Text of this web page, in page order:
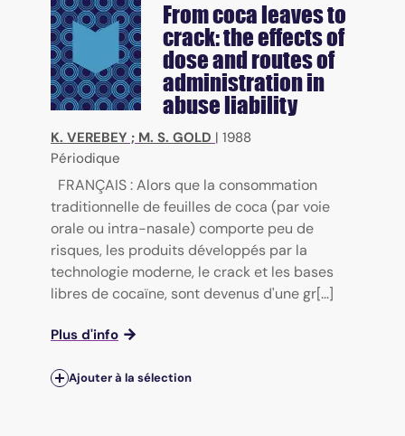
From coca leaves to
crack: the effects of
dose and routes of
administration in
abuse liability
K. VEREBEY ; M. S. GOLD | 1988
Périodique
FRANÇAIS : Alors que la consommation
traditionnelle de feuilles de coca (par voie
orale ou intra-nasale) comporte peu de
risques, les produits développés par la
technologie moderne, le crack et les bases
libres de cocaïne, sont devenus d'une gr[...]
Plus d'info
Ajouter à la sélection